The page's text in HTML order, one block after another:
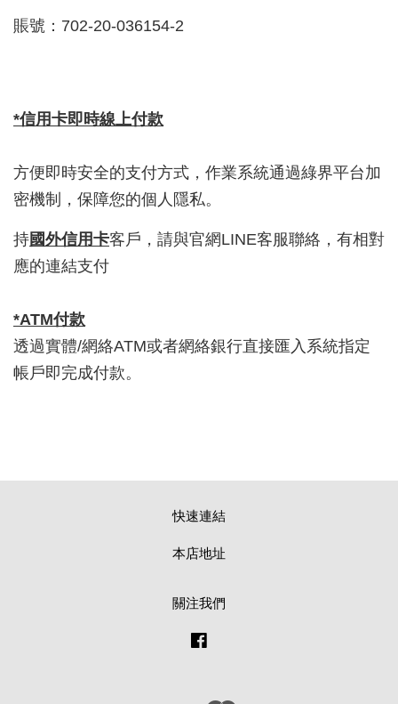
賬號：702-20-036154-2
*信用卡即時線上付款
方便即時安全的支付方式，作業系統通過綠界平台加
密機制，保障您的個人隱私。
持國外信用卡客戶，請與官網LINE客服聯絡，有相對
應的連結支付
*ATM付款
透過實體/網絡ATM或者網絡銀行直接匯入系統指定
帳戶即完成付款。
快速連結
本店地址
關注我們